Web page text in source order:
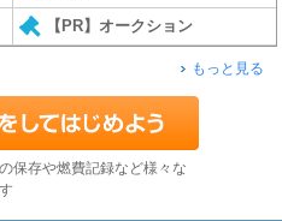
【PR】オークション
もっと見る
保存や燃費記録など様々な